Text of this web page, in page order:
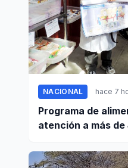
NACIONAL hace 7
Programa de
atención a más